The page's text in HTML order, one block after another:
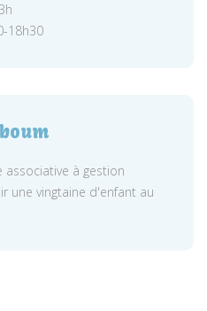
18h30
à gestion
une vingtaine d'enfant au